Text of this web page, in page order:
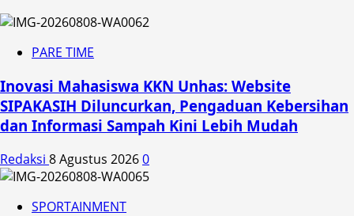
PARE TIME
Inovasi Mahasiswa KKN Unhas: Website
SIPAKASIH Diluncurkan, Pengaduan Kebersihan
dan Informasi Sampah Kini Lebih Mudah
Redaksi 8 Agustus 20260
SPORTAINMENT